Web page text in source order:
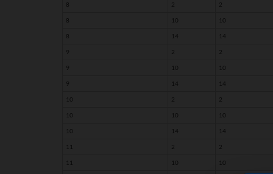
8 2 2
8 10 10
8 14 14
9 2 2
9 10 10
9 14 14
10 2 2
10 10 10
10 14 14
11 2 2
11 10 10